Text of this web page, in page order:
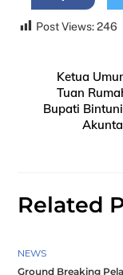
Post Views: 246
Ketua
Tuan
Bupati
Related
NEWS
Ground Breaking